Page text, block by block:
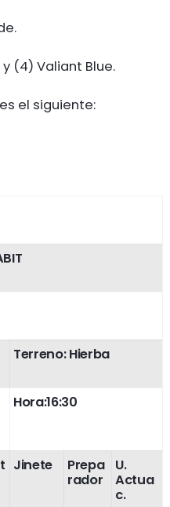
(4) Valiant Blue.
el siguiente:
Terreno: Hierba
Hora:16:30
Jinete
Prepa
rador
U.
Actua
c.